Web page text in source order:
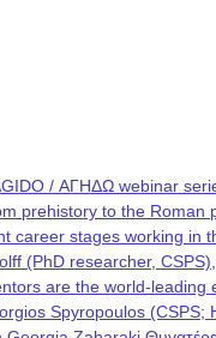
/ ΑΓΗΔΩ webinar
to the
stages working
(PhD researcher,
are the world-
Spyropoulos